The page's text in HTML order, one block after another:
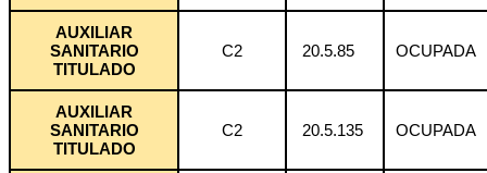
AUXILIAR
SANITARIO
TITULADO
C2 20.5.85 OCUPADA
AUXILIAR
SANITARIO
TITULADO
C2 20.5.135 OCUPADA